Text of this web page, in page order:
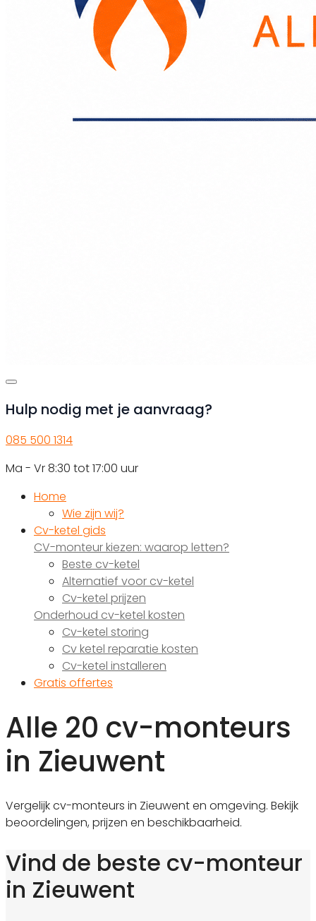
Hulp nodig met je aanvraag?
085 500 1314
Ma - Vr 8:30 tot 17:00 uur
Home
Wie zijn wij?
Cv-ketel gids
CV-monteur kiezen: waarop letten?
Beste cv-ketel
Alternatief voor cv-ketel
Cv-ketel prijzen
Onderhoud cv-ketel kosten
Cv-ketel storing
Cv ketel reparatie kosten
Cv-ketel installeren
Gratis offertes
Alle 20 cv-monteurs
in Zieuwent
Vergelijk cv-monteurs in Zieuwent en omgeving. Bekijk
beoordelingen, prijzen en beschikbaarheid.
Vind de beste cv-monteur
in Zieuwent